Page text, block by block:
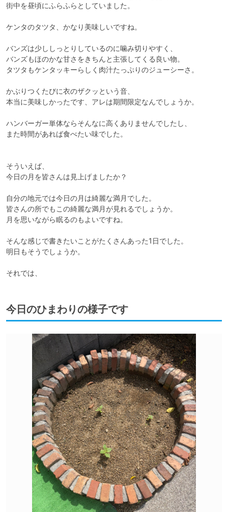
街中を昼頃にふらふらとしていました。
ケンタのタツタ、かなり美味しいですね。
バンズは少ししっとりしているのに噛み切りやすく、
バンズもほのかな甘さをきちんと主張してくる良い物。
タツタもケンタッキーらしく肉汁たっぷりのジューシーさ。
かぶりつくたびに衣のザクッという音、
本当に美味しかったです、アレは期間限定なんでしょうか。
ハンバーガー単体ならそんなに高くありませんでしたし、
また時間があれば食べたい味でした。
そういえば、
今日の月を皆さんは見上げましたか？
自分の地元では今日の月は綺麗な満月でした。
皆さんの所でもこの綺麗な満月が見れるでしょうか。
月を思いながら眠るのもよいですね。
そんな感じで書きたいことがたくさんあった1日でした。
明日もそうでしょうか。
それでは、
今日のひまわりの様子です